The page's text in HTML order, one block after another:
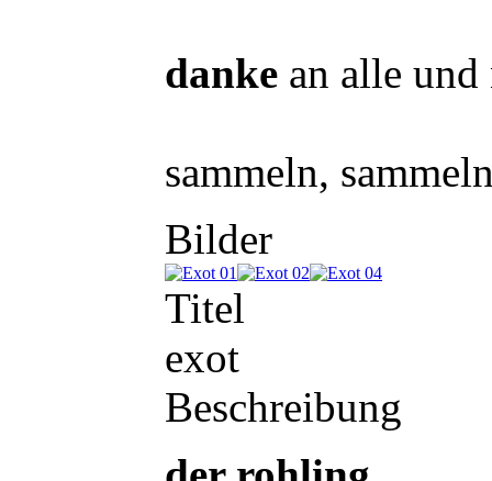
danke an alle und
sammeln,
Bilder
Titel
exot
Beschreibung